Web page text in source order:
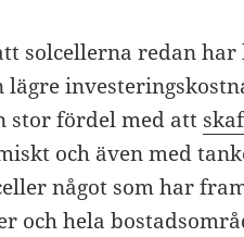
solcellerna redan
stor fördel med att
och även med
något som har
och hela